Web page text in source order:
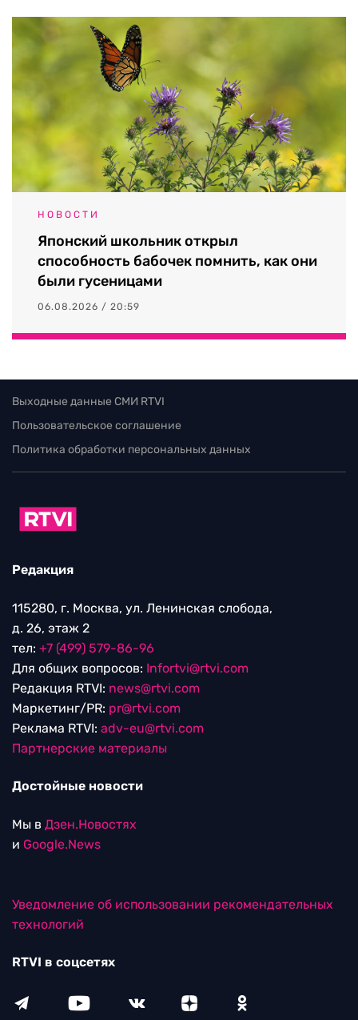
НОВОСТИ
Японский школьник открыл
способность бабочек помнить, как они
были гусеницами
06.08.2026 / 20:59
Выходные данные СМИ RTVI
Пользовательское соглашение
Политика обработки персональных данных
Редакция
115280, г. Москва, ул. Ленинская слобода,
д. 26, этаж 2
тел: +7 (499) 579-86-96
Для общих вопросов: Infortvi@rtvi.com
Редакция RTVI: news@rtvi.com
Маркетинг/PR: pr@rtvi.com
Реклама RTVI: adv-eu@rtvi.com
Партнерские материалы
Достойные новости
Мы в Дзен.Новостях
и Google.News
Уведомление об использовании рекомендательных
технологий
RTVI в соцсетях